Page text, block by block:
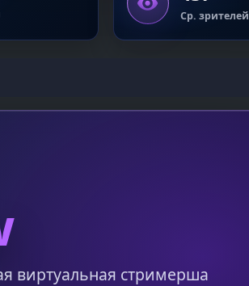
Ср. зрителей
виртуальная стримерша